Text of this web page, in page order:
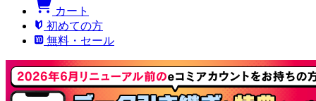
カート
初めての方
無料・セール